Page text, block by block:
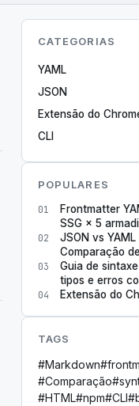
CATEGORIAS
YAML
JSON
Extensão do
CLI
POPULARES
01
Frontmatter
SSG × 5
02
JSON vs
Comparação
03
Guia de
tipos e erros
04 Extensão do
TAGS
#Markdown#
#Comparação#
#HTML#npm#CLI#